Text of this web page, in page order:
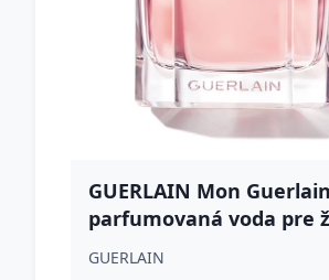
GUERLAIN Mon Guerlain
parfumovaná voda pre
ml
GUERLAIN